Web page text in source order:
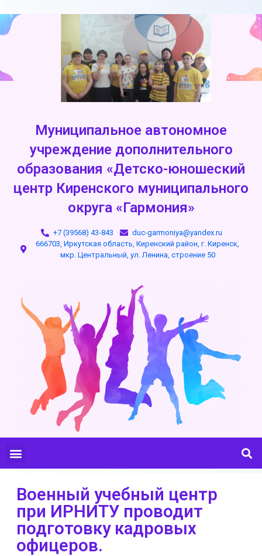
Муниципальное автономное
учреждение дополнительного
образования «Детско-юношеский
центр Киренского муниципального
округа «Гармония»
+7 (39568) 43-843
duc-garmoniya@yandex.ru
666703, Иркутская область, Киренский район, г. Киренск,
мкр. Центральный, ул. Ленина, строение 50
Военный учебный центр
при ИРНИТУ проводит
подготовку кадровых
офицеров.